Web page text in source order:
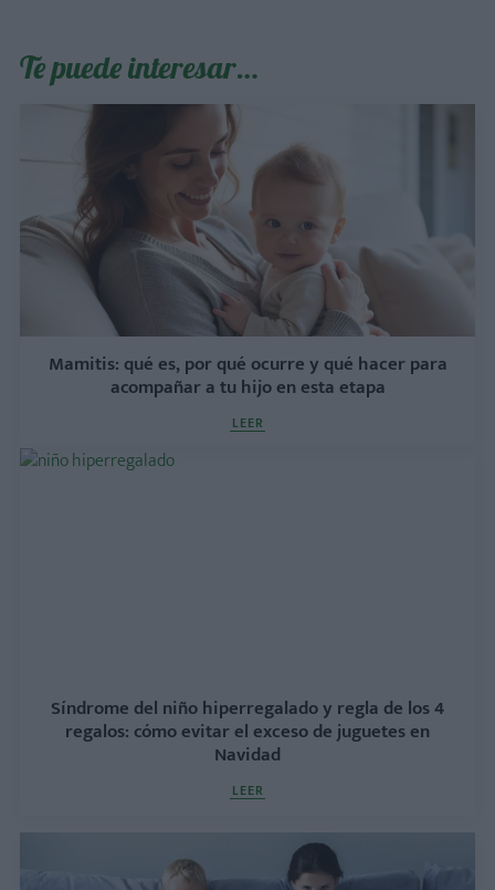
Te puede interesar…
Mamitis: qué es, por qué ocurre y qué hacer para
acompañar a tu hijo en esta etapa
LEER
Síndrome del niño hiperregalado y regla de los 4
regalos: cómo evitar el exceso de juguetes en
Navidad
LEER